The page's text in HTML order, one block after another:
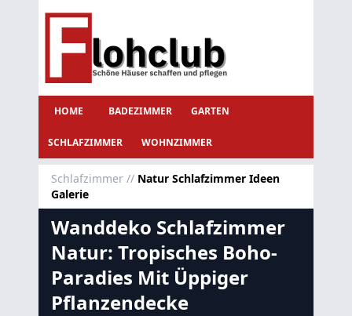
HOME BADEZIMMER GARTEN
SCHLAFZIMMER WOHNZIMMER
Schlafzimmer // Natur Schlafzimmer Ideen
Galerie
Wanddeko Schlafzimmer
Natur: Tropisches Boho-
Paradies Mit Üppiger
Pflanzendecke